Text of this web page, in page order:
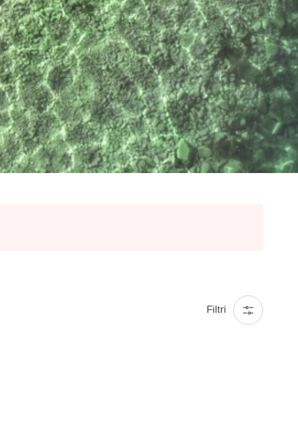
Filtri